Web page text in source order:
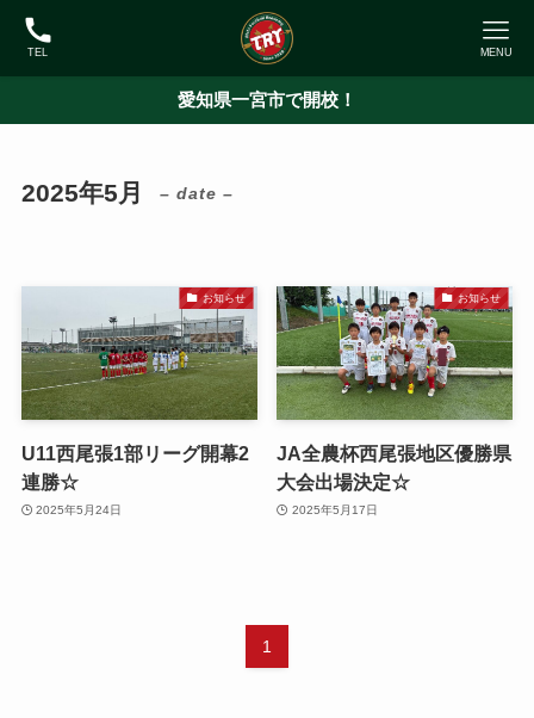
TEL MENU
愛知県一宮市で開校！
2025年5月 – date –
お知らせ
U11西尾張1部リーグ開幕2
連勝☆
2025年5月24日
お知らせ
JA全農杯西尾張地区優勝県
大会出場決定☆
2025年5月17日
1